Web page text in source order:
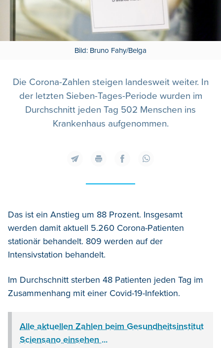
Bild: Bruno Fahy/Belga
Die Corona-Zahlen steigen landesweit weiter. In
der letzten Sieben-Tages-Periode wurden im
Durchschnitt jeden Tag 502 Menschen ins
Krankenhaus aufgenommen.
Das ist ein Anstieg um 88 Prozent. Insgesamt
werden damit aktuell 5.260 Corona-Patienten
stationär behandelt. 809 werden auf der
Intensivstation behandelt.
Im Durchschnitt sterben 48 Patienten jeden Tag im
Zusammenhang mit einer Covid-19-Infektion.
Alle aktuellen Zahlen beim Gesundheitsinstitut
Sciensano einsehen ...